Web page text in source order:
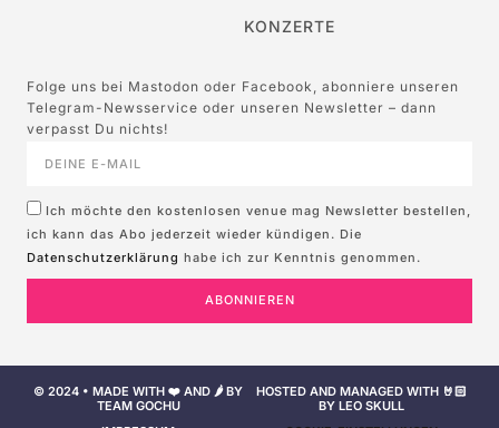
KONZERTE
Folge uns bei Mastodon oder Facebook, abonniere unseren
Telegram-Newsservice oder unseren Newsletter – dann
verpasst Du nichts!
Ich möchte den kostenlosen venue mag Newsletter bestellen,
ich kann das Abo jederzeit wieder kündigen. Die
Datenschutzerklärung habe ich zur Kenntnis genommen.
ABONNIEREN
© 2024 • MADE WITH ❤️ AND 🌶️ BY
TEAM GOCHU
HOSTED AND MANAGED WITH 🤘🏻
BY LEO SKULL